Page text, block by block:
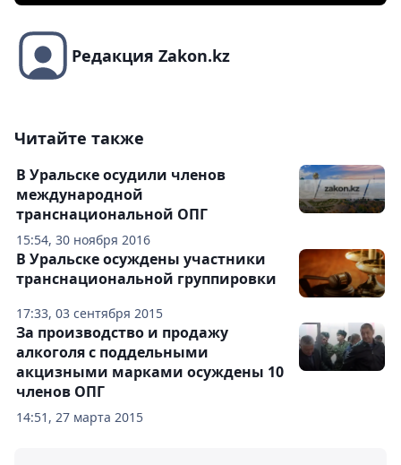
Редакция Zakon.kz
Читайте также
15:54, 30 ноября 2016
В Уральске осудили членов
международной
транснациональной ОПГ
17:33, 03 сентября 2015
В Уральске осуждены участники
транснациональной группировки
14:51, 27 марта 2015
За производство и продажу
алкоголя с поддельными
акцизными марками осуждены 10
членов ОПГ